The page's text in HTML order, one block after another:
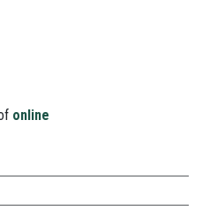
online